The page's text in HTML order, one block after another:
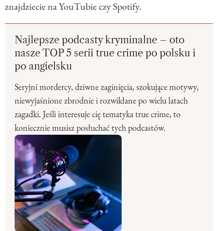
znajdziecie na YouTubie czy Spotify.
Najlepsze podcasty kryminalne – oto
nasze TOP 5 serii true crime po polsku i
po angielsku
Seryjni mordercy, dziwne zaginięcia, szokujące motywy,
niewyjaśnione zbrodnie i rozwikłane po wielu latach
zagadki. Jeśli interesuje cię tematyka true crime, to
koniecznie musisz posłuchać tych podcastów.